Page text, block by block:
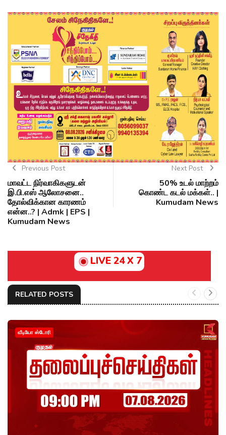
Previous Post
மாவட்ட நிர்வாகிகளுடன்
இ.பி.எஸ் ஆலோசனை..
தோல்விக்கான காரணம்
என்ன..? | Admk | EPS |
Kumudam News
Next Post
50% உடல் மாற்றம்
கொண்ட கடல் மக்கள்.. |
Kumudam News
LIVE 24 X 7
RELATED POSTS
வீடியோ ஸ்டோரி